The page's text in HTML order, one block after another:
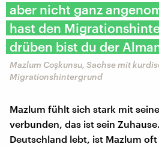
aber nicht ganz
hast den
drüben bist du der
Mazlum Coşkunsu, Sachse mit
Migrationshintergrund
Mazlum fühlt sich stark mit
verbunden, das ist sein
Deutschland lebt, ist Mazlum